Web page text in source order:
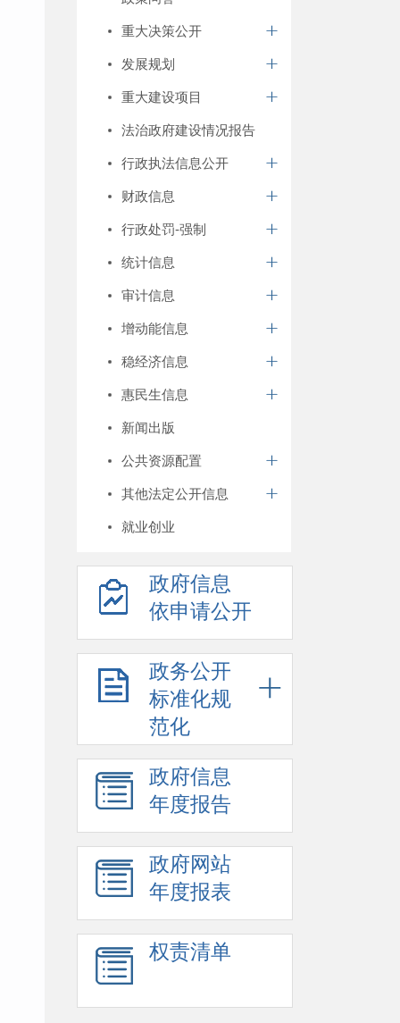
重大决策公开
发展规划
重大建设项目
法治政府建设情况报告
行政执法信息公开
财政信息
行政处罚-强制
统计信息
审计信息
增动能信息
稳经济信息
惠民生信息
新闻出版
公共资源配置
其他法定公开信息
就业创业
政府信息
依申请公开
政务公开
标准化规
范化
政府信息
年度报告
政府网站
年度报表
权责清单